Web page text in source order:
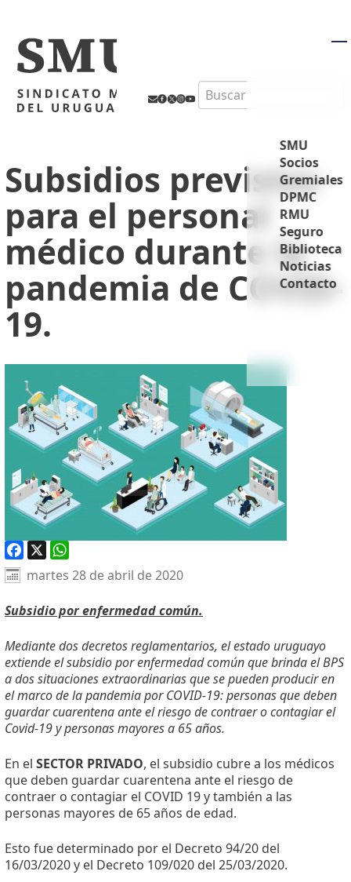
Search
SMU
Socios
Gremiales
DPMC
RMU
Seguro
Biblioteca
Noticias
Contacto
Subsidios previstos
para el personal
médico durante la
pandemia de COVID-
19.
Facebook
X WhatsApp
martes 28 de abril de 2020
Subsidio por enfermedad común.
Mediante dos decretos reglamentarios, el estado uruguayo
extiende el subsidio por enfermedad común que brinda el BPS
a dos situaciones extraordinarias que se pueden producir en
el marco de la pandemia por COVID-19: personas que deben
guardar cuarentena ante el riesgo de contraer o contagiar el
Covid-19 y personas mayores a 65 años.
En el SECTOR PRIVADO, el subsidio cubre a los médicos
que deben guardar cuarentena ante el riesgo de
contraer o contagiar el COVID 19 y también a las
personas mayores de 65 años de edad.
Esto fue determinado por el Decreto 94/20 del
16/03/2020 y el Decreto 109/020 del 25/03/2020.